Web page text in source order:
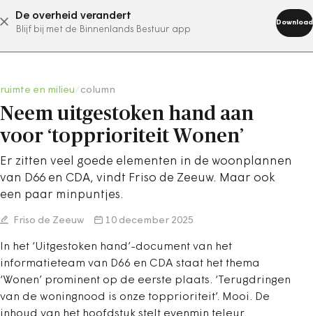
De overheid verandert
Blijf bij met de Binnenlands Bestuur app
Download
abonneer nu
ruimte en milieu column
Neem uitgestoken hand aan
voor ‘topprioriteit Wonen’
Er zitten veel goede elementen in de woonplannen
van D66 en CDA, vindt Friso de Zeeuw. Maar ook
een paar minpuntjes.
Friso de Zeeuw 10 december 2025
In het ‘Uitgestoken hand’-document van het
informatieteam van D66 en CDA staat het thema
‘Wonen’ prominent op de eerste plaats. ‘Terugdringen
van de woningnood is onze topprioriteit’. Mooi. De